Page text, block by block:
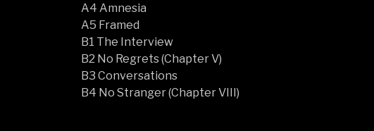
A4 Amnesia
A5 Framed
B1 The Interview
B2 No Regrets (Chapter V)
B3 Conversations
B4 No Stranger (Chapter VIII)